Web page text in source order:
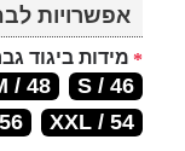
אפשרויות
מידות ביגוד
46 / S
48 / M
54 / XXL
56 / XXXL